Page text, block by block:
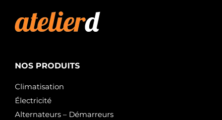
NOS PRODUITS
Climatisation
Électricité
Alternateurs – Démarreurs